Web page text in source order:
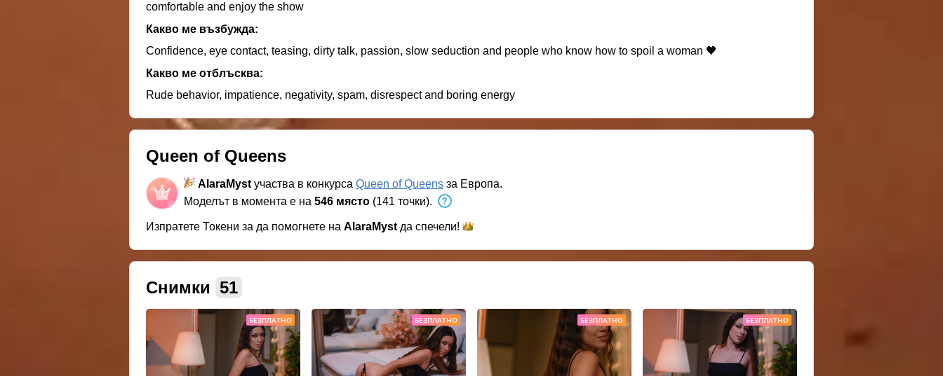
comfortable and enjoy the show
Какво ме възбужда:
Confidence, eye contact, teasing, dirty talk, passion, slow seduction and people who know how to spoil a woman 🖤
Какво ме отблъсква:
Rude behavior, impatience, negativity, spam, disrespect and boring energy
Queen of Queens
AlaraMyst участва в конкурса Queen of Queens за Европа.
Моделът в момента е на 546 място (141 точки).
Изпратете Токени за да помогнете на AlaraMyst да спечели!
Снимки 51
БЕЗПЛАТНО БЕЗПЛАТНО БЕЗПЛАТНО БЕЗПЛАТНО